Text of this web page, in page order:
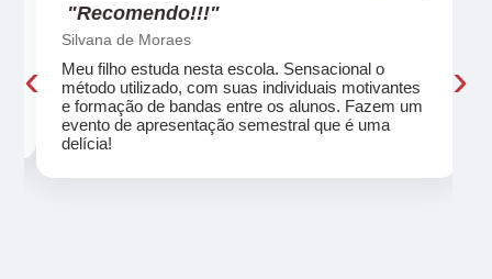
"Recomendo!!!"
Silvana de Moraes
Meu filho estuda nesta escola. Sensacional o
método utilizado, com suas individuais motivantes
e formação de bandas entre os alunos. Fazem um
evento de apresentação semestral que é uma
delícia!
‹ ›